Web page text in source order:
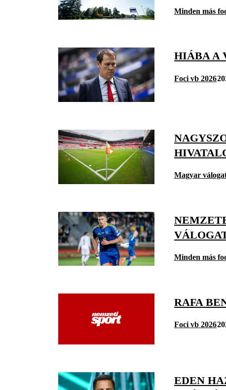
Minden más
HIÁBA A
Foci vb 2026
Magyar
Minden más
RAFA
Foci vb 2026
EDEN